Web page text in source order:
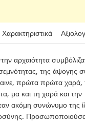
Χαρακτηριστικά
αρχαιότητα
σεμνότητας, της άψογης
πρώτα πρώτα χαρά,
μα και τη χαρά και
ακόμη συνώνυμο της